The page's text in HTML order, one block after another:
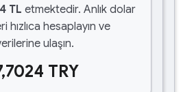
TL etmektedir. Anlık dolar
hızlıca hesaplayın ve
ulaşın.
TRY